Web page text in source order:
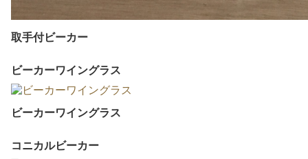
取手付ビーカー
ビーカーワイングラス
ビーカーワイングラス
コニカルビーカー